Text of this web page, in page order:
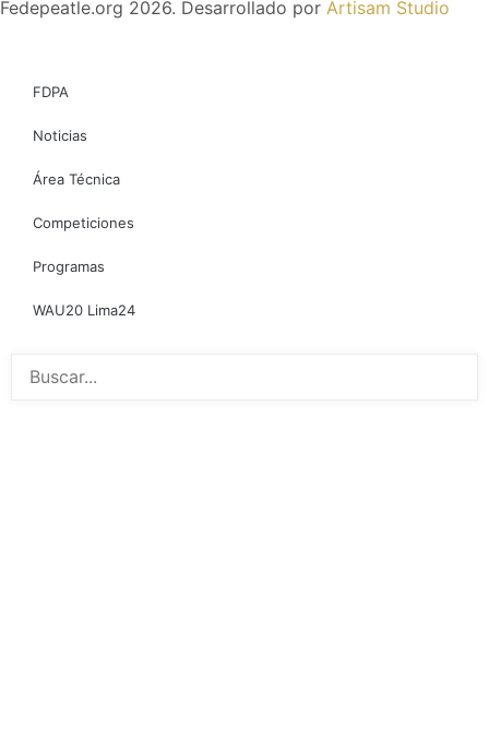
Fedepeatle.org 2026. Desarrollado por Artisam Studio
FDPA
Noticias
Área Técnica
Competiciones
Programas
WAU20 Lima24